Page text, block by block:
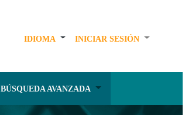
IDIOMA INICIAR SESIÓN
BÚSQUEDA AVANZADA